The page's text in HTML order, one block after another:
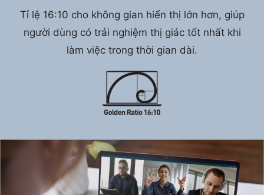
Tỉ lệ 16:10 cho không gian hiển thị lớn hơn, giúp
người dùng có trải nghiệm thị giác tốt nhất khi
làm việc trong thời gian dài.